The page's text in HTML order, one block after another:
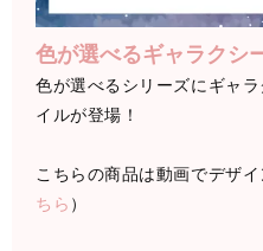
色が選べるギャラクシ
色が選べるシリーズにギャ
イルが登場！
こちらの商品は動画でデザ
ちら ）